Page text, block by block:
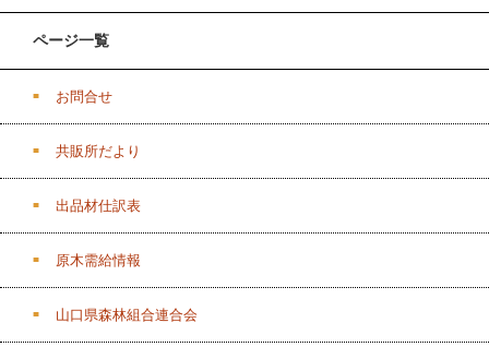
ページ一覧
お問合せ
共販所だより
出品材仕訳表
原木需給情報
山口県森林組合連合会